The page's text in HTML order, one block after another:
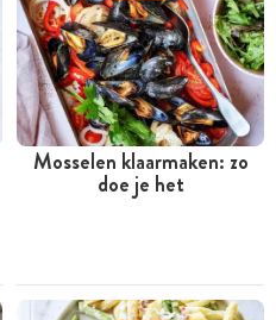
Mosselen klaarmaken: zo
doe je het